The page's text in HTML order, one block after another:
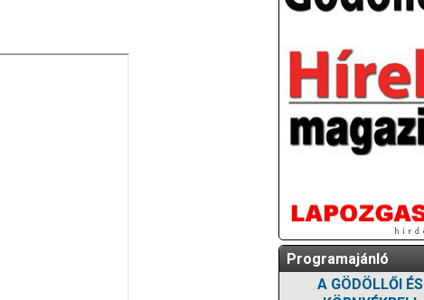
Programajánló
A GÖDÖLLŐI ÉS